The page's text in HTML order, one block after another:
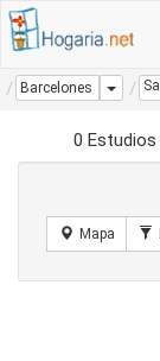
Barcelones
0